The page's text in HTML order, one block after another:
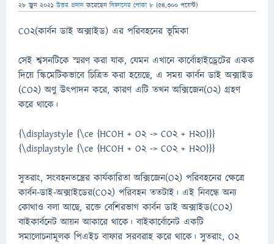
28 জুন 2021 উত্তর প্রদান করেছেনবিজ্ঞানের পোকা ৮ (54,300 পয়েন্ট)
CO2(কার্বন ডাই অক্সাইড) এর পরিবহনের ভূমিকা
সেই শ্বসনটিকে স্মরণ করা যাক, যেমন এখানে কার্বোহাইড্রেটের একক
দিয়ে স্কিমেটিকভাবে চিত্রিত করা হয়েছে, এ সময় কার্বন ডাই অক্সাইড
(CO2) অণু উৎপাদন করে, কারণ এটি তখন অক্সিজেন(O2) গ্রহণ
করে থাকে।
{\displaystyle {\ce {HCOH + O2 -> CO2 + H2O}}}
{\displaystyle {\ce {HCOH + O2 -> CO2 + H2O}}}
সুতরাং, সংবহনতন্ত্রের কার্যকারিতা অক্সিজেন(O2) পরিবহনের ক্ষেত্রে
কার্বন-ডাই-অক্সাইডের(CO2) পরিবহন ততটাই। এই নিবন্ধে অন্য
কোথাও বলা আছে, রক্তে বেশিরভাগ কার্বন ডাই অক্সাইড(CO2)
বাইকার্বনেট আয়ন আকারে থাকে। বাইকার্বোনেট একটি
সমালোচনামূলক পিএইচ বাফার সরবরাহ করে থাকে। সুতরাং, O2